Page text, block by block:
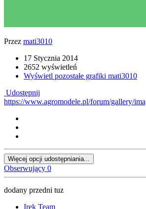
Przez mati3010
17 Stycznia 2014
2652 wyświetleń
Wyświetl pozostałe grafiki mati3010
Udostępnij
https://www.agromodele.pl/forum/gallery/
Więcej opcji udostępniania...
Obserwujący 0
dodany przedni tuz
Irek Team